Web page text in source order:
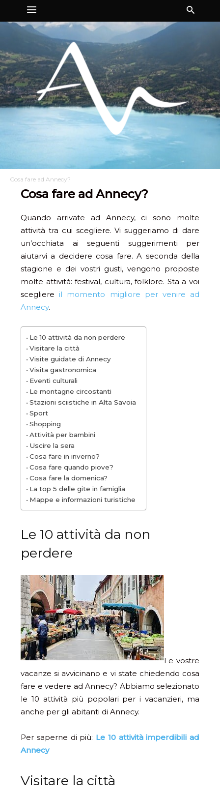
Cosa fare ad Annecy?
Cosa fare ad Annecy?
Quando arrivate ad Annecy, ci sono molte
attività tra cui scegliere. Vi suggeriamo di dare
un’occhiata ai seguenti suggerimenti per
aiutarvi a decidere cosa fare. A seconda della
stagione e dei vostri gusti, vengono proposte
molte attività: festival, cultura, folklore. Sta a voi
scegliere il momento migliore per venire ad
Annecy.
Le 10 attività da non perdere
Visitare la città
Visite guidate di Annecy
Visita gastronomica
Eventi culturali
Le montagne circostanti
Stazioni sciistiche in Alta Savoia
Sport
Shopping
Attività per bambini
Uscire la sera
Cosa fare in inverno?
Cosa fare quando piove?
Cosa fare la domenica?
La top 5 delle gite in famiglia
Mappe e informazioni turistiche
Le 10 attività da non
perdere
Le vostre
vacanze si avvicinano e vi state chiedendo cosa
fare e vedere ad Annecy? Abbiamo selezionato
le 10 attività più popolari per i vacanzieri, ma
anche per gli abitanti di Annecy.
Per saperne di più: Le 10 attività imperdibili ad
Annecy
Visitare la città